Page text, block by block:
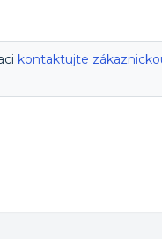
kontaktujte